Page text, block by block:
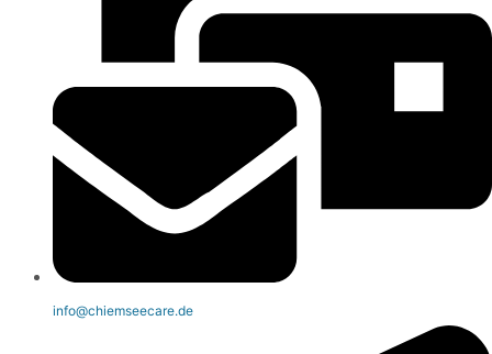
info@chiemseecare.de